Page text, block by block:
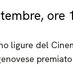
ore
ligure del